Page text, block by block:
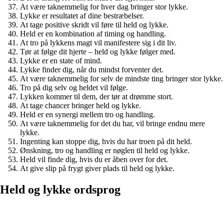
At være taknemmelig for hver dag bringer stor lykke.
Lykke er resultatet af dine bestræbelser.
At tage positive skridt vil føre til held og lykke.
Held er en kombination af timing og handling.
At tro på lykkens magt vil manifestere sig i dit liv.
Tør at følge dit hjerte – held og lykke følger med.
Lykke er en state of mind.
Lykke finder dig, når du mindst forventer det.
At være taknemmelig for selv de mindste ting bringer stor lykke.
Tro på dig selv og heldet vil følge.
Lykken kommer til dem, der tør at drømme stort.
At tage chancer bringer held og lykke.
Held er en synergi mellem tro og handling.
At være taknemmelig for det du har, vil bringe endnu mere
lykke.
Ingenting kan stoppe dig, hvis du har troen på dit held.
Ønskning, tro og handling er nøglen til held og lykke.
Held vil finde dig, hvis du er åben over for det.
At give slip på frygt giver plads til held og lykke.
Held og lykke ordsprog